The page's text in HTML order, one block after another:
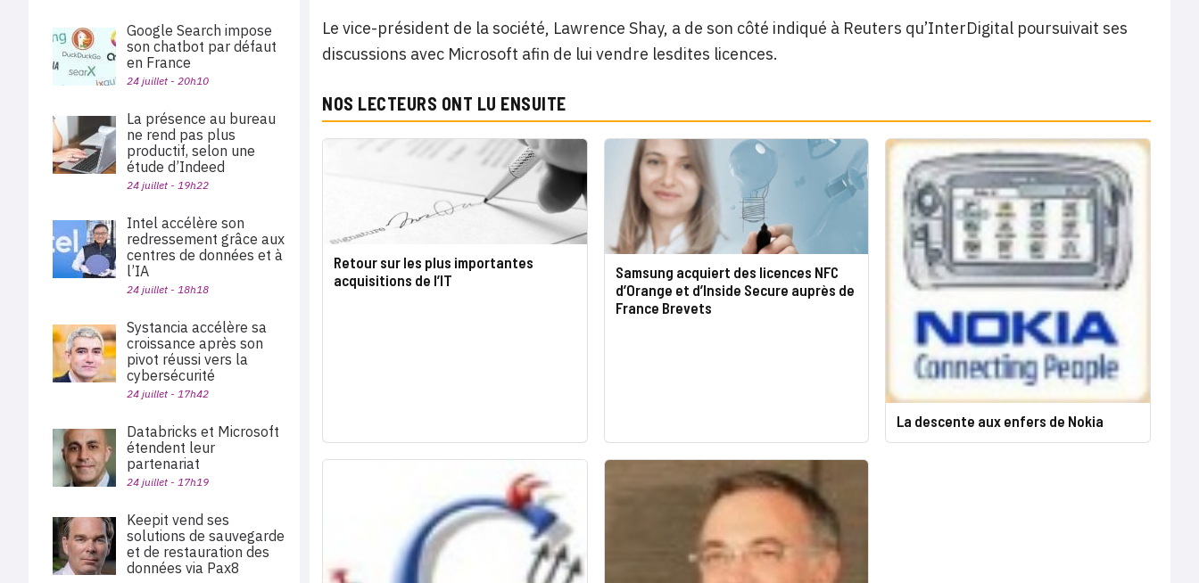
Le vice-président de la société, Lawrence Shay, a de son côté indiqué à Reuters qu’InterDigital poursuivait ses
discussions avec Microsoft afin de lui vendre lesdites licences.
NOS LECTEURS ONT LU ENSUITE
Retour sur les plus importantes
acquisitions de l’IT
Samsung acquiert des licences NFC
d’Orange et d’Inside Secure auprès de
France Brevets
La descente aux enfers de Nokia
Google Search impose
son chatbot par défaut
en France
24 juillet - 20h10
La présence au bureau
ne rend pas plus
productif, selon une
étude d’Indeed
24 juillet - 19h22
Intel accélère son
redressement grâce aux
centres de données et à
l’IA
24 juillet - 18h18
Systancia accélère sa
croissance après son
pivot réussi vers la
cybersécurité
24 juillet - 17h42
Databricks et Microsoft
étendent leur
partenariat
24 juillet - 17h19
Keepit vend ses
solutions de sauvegarde
et de restauration des
données via Pax8